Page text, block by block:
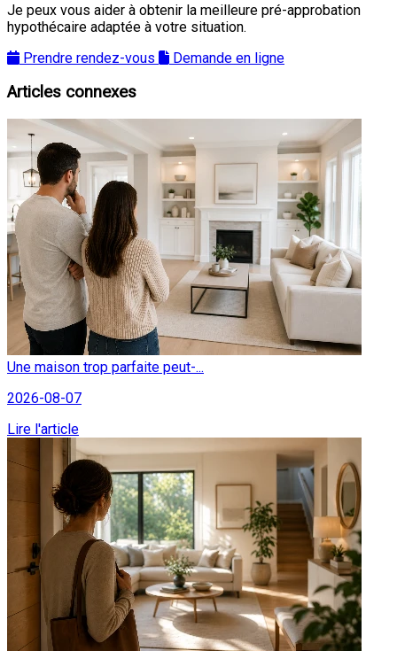
Je peux vous aider à obtenir la meilleure pré-approbation
hypothécaire adaptée à votre situation.
Prendre rendez-vous
Demande en ligne
Articles connexes
Une maison trop parfaite peut-...
2026-08-07
Lire l'article